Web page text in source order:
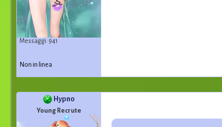
Messaggi: 941
Non in linea
Hypno
Young Recrute